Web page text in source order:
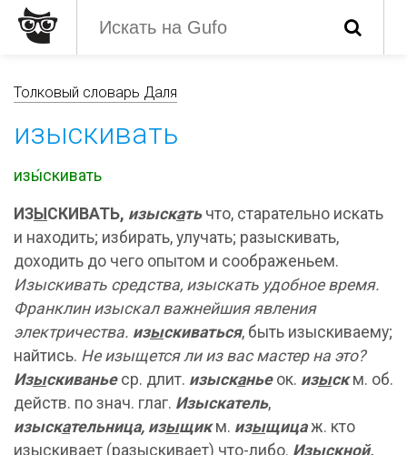
Толковый словарь Даля
изыскивать
изы́скивать
ИЗЫ СКИВАТЬ, изыскатьчто, старательно искать
и находить; избирать, улучать; разыскивать,
доходить до чего опытом и соображеньем.
Изыскивать средства, изыскать удобное время.
Франклин изыскал важнейшия явления
электричества. изыскиваться, быть изыскиваему;
найтись. Не изыщется ли из вас мастер на это?
Изыскиваньеср. длит. изысканьеок. изыскм. об.
действ. по знач. глаг. Изыскатель,
изыскательница, изыщикм. изыщицаж. кто
изыскивает (разыскивает) что-либо. Изыскной,